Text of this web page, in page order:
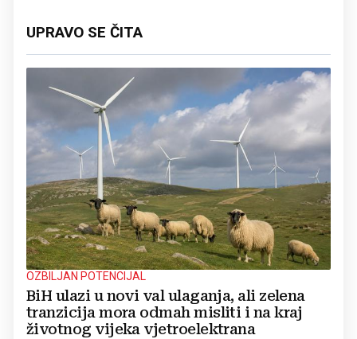
UPRAVO SE ČITA
OZBILJAN POTENCIJAL
BiH ulazi u novi val ulaganja, ali zelena
tranzicija mora odmah misliti i na kraj
životnog vijeka vjetroelektrana